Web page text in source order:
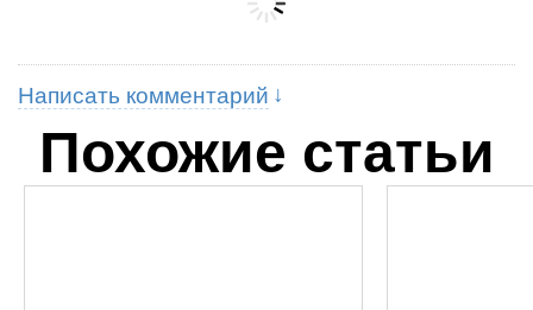
Написать комментарий
Похожие статьи